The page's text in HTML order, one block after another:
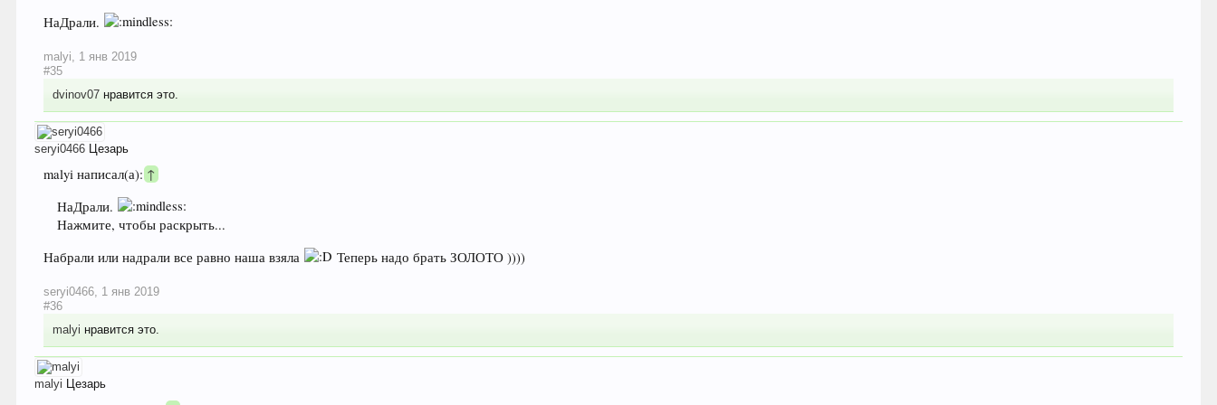
НаДрали.
malyi, 1 янв 2019
#35
dvinov07 нравится это.
seryi0466 Цезарь
malyi написал(а): ↑
НаДрали.
Нажмите, чтобы раскрыть...
Набрали или надрали все равно наша взяла
Теперь надо брать ЗОЛОТО ))))
seryi0466 1 янв 2019
#36
malyi нравится это.
malyi Цезарь